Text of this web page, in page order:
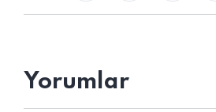
Yorumlar